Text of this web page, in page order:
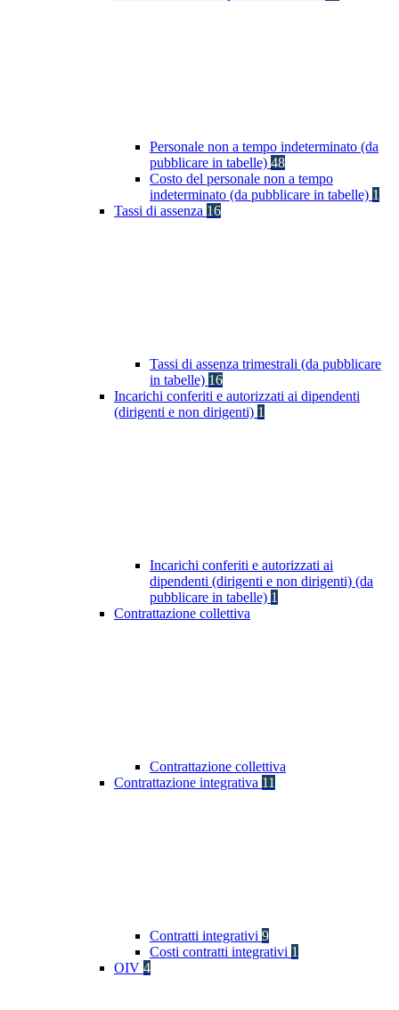
Personale non a tempo indeterminato (da
pubblicare in tabelle) 48
Costo del personale non a tempo
indeterminato (da pubblicare in tabelle) 1
Tassi di assenza 16
Tassi di assenza trimestrali (da pubblicare
in tabelle) 16
Incarichi conferiti e autorizzati ai dipendenti
(dirigenti e non dirigenti) 1
Incarichi conferiti e autorizzati ai
dipendenti (dirigenti e non dirigenti) (da
pubblicare in tabelle) 1
Contrattazione collettiva
Contrattazione collettiva
Contrattazione integrativa 11
Contratti integrativi 9
Costi contratti integrativi 1
OIV 4